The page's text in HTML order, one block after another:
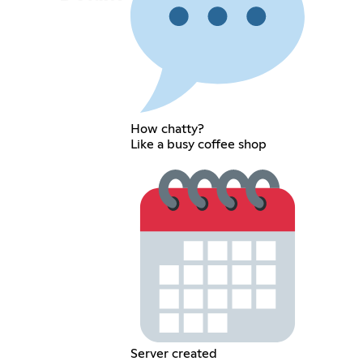
How chatty?
Like a busy coffee shop
Server created